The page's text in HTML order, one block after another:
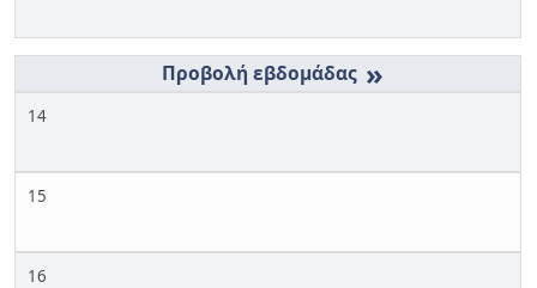
»
14
15
16